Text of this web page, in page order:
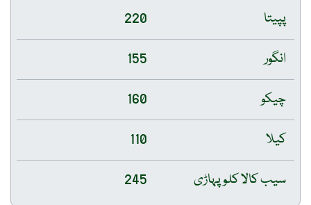
پپیتا
220
انگور
155
چیکو
160
کیلا
110
سیب کالا کلو پہاڑی
245